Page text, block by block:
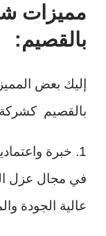
مميزات
بالقصيم:
إليك بعض
بالقصيم
1. خبرة
في مجال عزل
عالية الجودة